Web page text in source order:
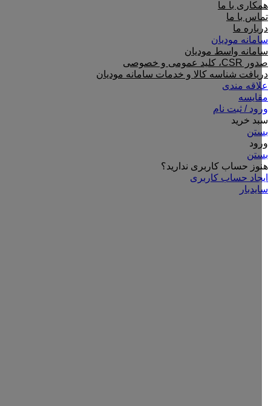
همکاری با ما
تماس با ما
درباره ما
سامانه مودیان
سامانه واسط مودیان
صدور CSR، کلید عمومی و خصوصی
دریافت شناسه کالا و خدمات سامانه مودیان
علاقه مندی
مقایسه
ورود / ثبت نام
سبد خرید
بستن
ورود
بستن
هنوز حساب کاربری ندارید؟
ایجاد حساب کاربری
سایدبار